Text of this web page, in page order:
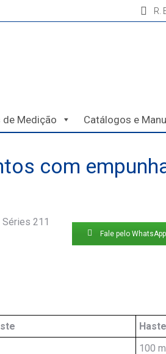
R.
de Medição Catálogos e
com
Fale pelo WhatsApp
100